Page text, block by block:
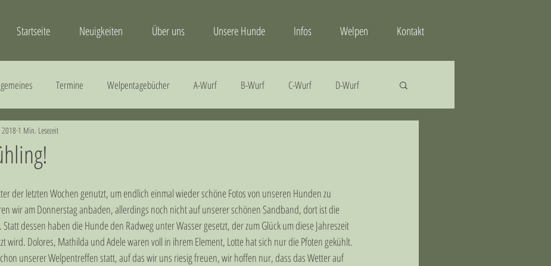
Termine Welpentagebücher A-Wurf B-Wurf C-Wurf D-Wurf
Gesundheit
1 Min. Lesezeit
der letzten Wochen genutzt, um endlich einmal wieder schöne Fotos von unseren Hunden zu
wir am Donnerstag anbaden, allerdings noch nicht auf unserer schönen Sandband, dort ist die
dessen haben die Hunde den Radweg unter Wasser gesetzt, der zum Glück um diese Jahreszeit
wird. Dolores, Mathilda und Adele waren voll in ihrem Element, Lotte hat sich nur die Pfoten gekühlt.
unserer Welpentreffen statt, auf das wir uns riesig freuen, wir hoffen nur, dass das Wetter auf
Startseite Neuigkeiten Über uns Unsere Hunde Infos Welpen Kontakt